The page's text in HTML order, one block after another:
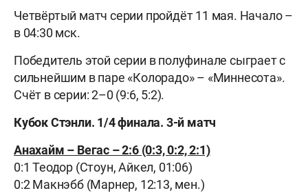
Четвёртый матч серии пройдёт 11 мая. Начало –
в 04:30 мск.
Победитель этой серии в полуфинале сыграет с
сильнейшим в паре «Колорадо» – «Миннесота».
Счёт в серии: 2–0 (9:6, 5:2).
Кубок Стэнли. 1/4 финала. 3-й матч
Анахайм – Вегас – 2:6 (0:3, 0:2, 2:1)
0:1 Теодор (Стоун, Айкел, 01:06)
0:2 Макнэбб (Марнер, 12:13, мен.)